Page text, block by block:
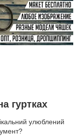
гуртках
улюблений